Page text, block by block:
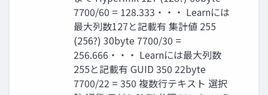
7700/60 = 128.333・・・ Learnには
最大列数127と記載有 集計値 255
(256?) 30byte 7700/30 =
256.666・・・ Learnには最大列数
255と記載有 GUID 350 22byte
7700/22 = 350 複数行テキスト 選択